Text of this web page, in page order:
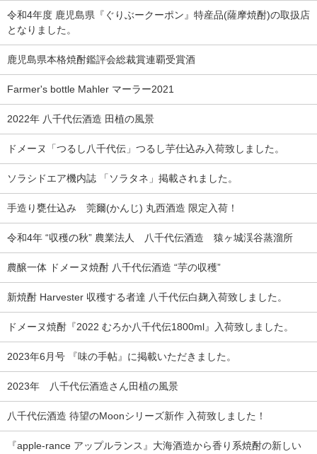
令和4年度 鹿児島県『ぐりぶークーポン』特産品(薩摩焼酎)の取扱店
となりました。
鹿児島県本格焼酎鑑評会総裁賞連覇受賞酒
Farmer's bottle Mahler マーラー2021
2022年 八千代伝酒造 田植の風景
ドメーヌ「つるし八千代伝」つるし芋仕込み入荷致しました。
ソラシドエア機内誌 「ソラタネ」掲載されました。
手造り甕仕込み 莞爾(かんじ) 丸西酒造 限定入荷！
令和4年 “収穫の秋” 農業法人 八千代伝酒造 猿ヶ城渓谷蒸溜所
農醸一体 ドメーヌ焼酎 八千代伝酒造 “芋の収穫”
新焼酎 Harvester 収穫する者達 八千代伝白麹入荷致しました。
ドメーヌ焼酎『2022 むろか八千代伝1800ml』入荷致しました。
2023年6月号 『味の手帖』に掲載いただきました。
2023年 八千代伝酒造さん田植の風景
八千代伝酒造 待望のMoonシリーズ新作 入荷致しました！
『apple-rance アップルランス』大海酒造から香り系焼酎の新しい